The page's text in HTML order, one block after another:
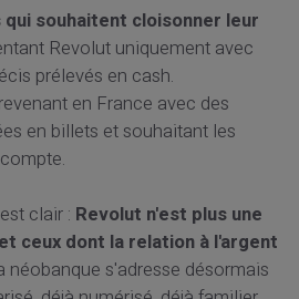
souhaitent cloisonner leur
Revolut uniquement avec
prélevés en cash.
revenant en France avec des
en billets et souhaitant les
clair : Revolut n'est plus une
ceux dont la relation à l'argent
néobanque s'adresse désormais